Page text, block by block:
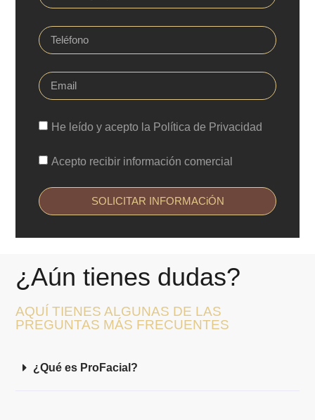
He leído y acepto la Política de Privacidad
Acepto recibir información comercial
SOLICITAR INFORMACiÓN
¿Aún tienes dudas?
AQUÍ TIENES ALGUNAS DE LAS
PREGUNTAS MÁS FRECUENTES
¿Qué es ProFacial?